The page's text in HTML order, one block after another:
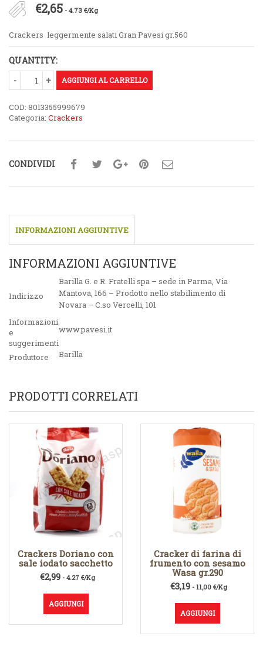
€2,65 - 4.73 €/Kg
Crackers leggermente salati Gran Pavesi gr.560
QUANTITY:
AGGIUNGI AL CARRELLO
COD: 8013355999679
Categoria: Crackers
CONDIVIDI
INFORMAZIONI AGGIUNTIVE
INFORMAZIONI AGGIUNTIVE
Indirizzo
Barilla G. e R. Fratelli spa – sede in Parma, Via
Mantova, 166 – Prodotto nello stabilimento di
Novara – C.so Vercelli, 101
Informazioni
e
suggerimenti
www.pavesi.it
Produttore Barilla
PRODOTTI CORRELATI
Crackers Doriano con
sale iodato sacchetto
€2,99- 4.27 €/Kg
AGGIUNGI
Cracker di farina di
frumento con sesamo
Wasa gr.290
€3,19 - 11,00 €/Kg
AGGIUNGI